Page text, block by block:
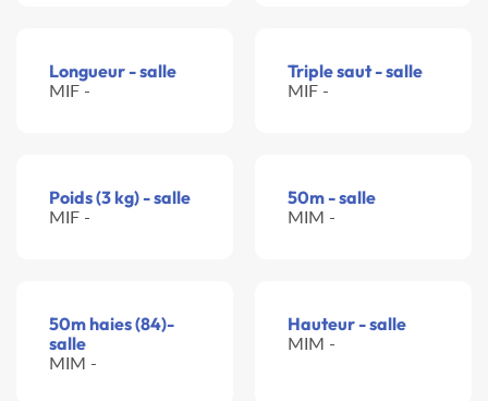
Longueur - salle
MIF -
Triple saut - salle
MIF -
Poids (3 kg) - salle
MIF -
50m - salle
MIM -
50m haies (84)-
salle
MIM -
Hauteur - salle
MIM -